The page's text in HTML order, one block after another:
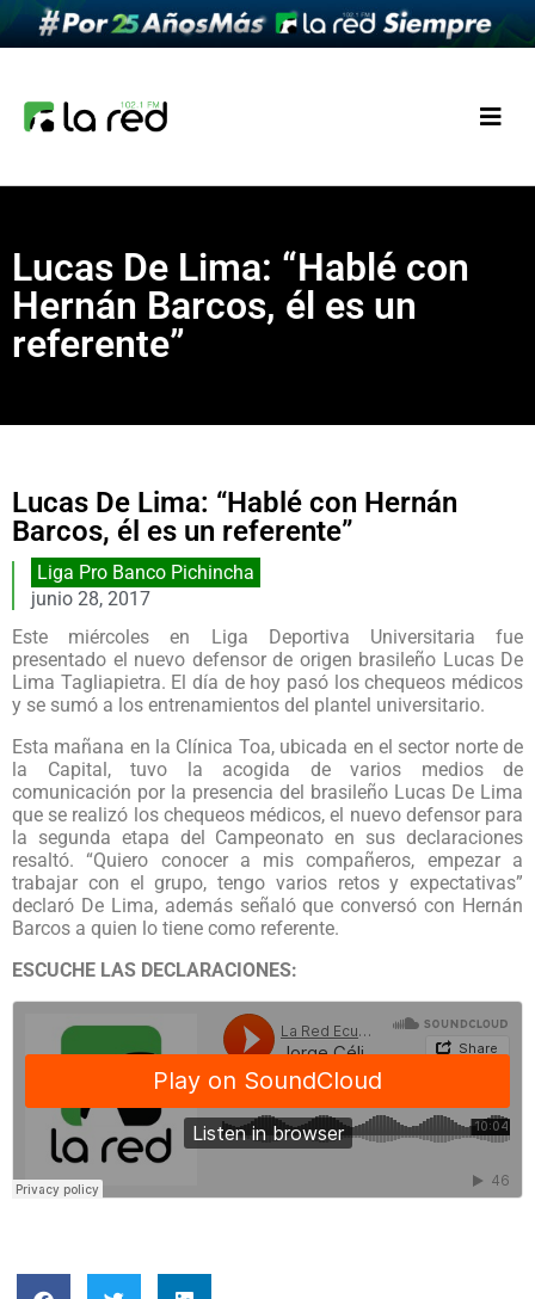
Lucas De Lima: “Hablé con
Hernán Barcos, él es un
referente”
Lucas De Lima: “Hablé con Hernán
Barcos, él es un referente”
Liga Pro Banco Pichincha
junio 28, 2017
Este miércoles en Liga Deportiva Universitaria fue
presentado el nuevo defensor de origen brasileño Lucas De
Lima Tagliapietra. El día de hoy pasó los chequeos médicos
y se sumó a los entrenamientos del plantel universitario.
Esta mañana en la Clínica Toa, ubicada en el sector norte de
la Capital, tuvo la acogida de varios medios de
comunicación por la presencia del brasileño Lucas De Lima
que se realizó los chequeos médicos, el nuevo defensor para
la segunda etapa del Campeonato en sus declaraciones
resaltó. “Quiero conocer a mis compañeros, empezar a
trabajar con el grupo, tengo varios retos y expectativas”
declaró De Lima, además señaló que conversó con Hernán
Barcos a quien lo tiene como referente.
ESCUCHE LAS DECLARACIONES: